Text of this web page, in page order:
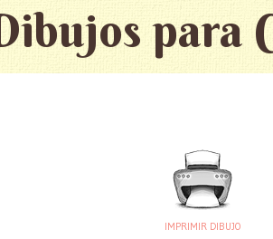
para
IMPRIMIR DIBUJO